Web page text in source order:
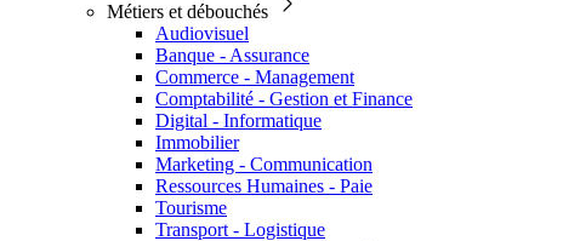
Métiers et débouchés
Audiovisuel
Banque - Assurance
Commerce - Management
Comptabilité - Gestion et Finance
Digital - Informatique
Immobilier
Marketing - Communication
Ressources Humaines - Paie
Tourisme
Transport - Logistique